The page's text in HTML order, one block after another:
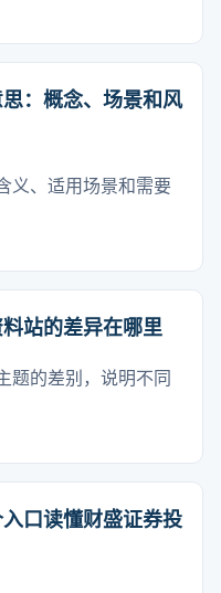
：概念、场景和风
义、适用场景和需要
站的差异在哪里
题的差别，说明不同
口读懂财盛证券投